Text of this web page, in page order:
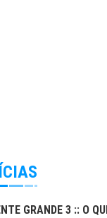
GRANDE 3 :: O